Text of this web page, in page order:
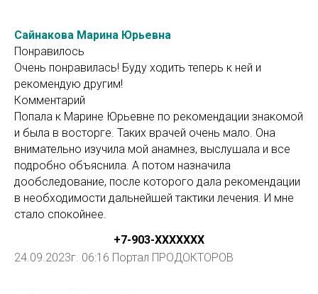
Сайнакова Марина Юрьевна
Понравилось
Очень понравилась! Буду ходить теперь к ней и
рекомендую другим!
Комментарий
Попала к Марине Юрьевне по рекомендации знакомой
и была в восторге. Таких врачей очень мало. Она
внимательно изучила мой анамнез, выслушала и все
подробно объяснила. А потом назначила
дообследование, после которого дала рекомендации
в необходимости дальнейшей тактики лечения. И мне
стало спокойнее.
+7-903-ХХXXXXX
24.09.2023г. 06:16 Портал ПРОДОКТОРОВ